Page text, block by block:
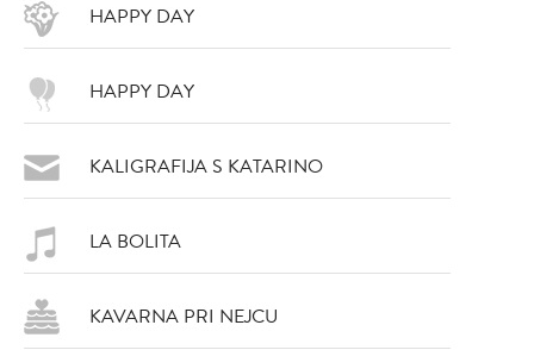
DODAJ
VŠEČNO (17)
DODAJ
HAPPY DAY
HAPPY DAY
KALIGRAFIJA S KATARINO
LA BOLITA
KAVARNA PRI NEJCU